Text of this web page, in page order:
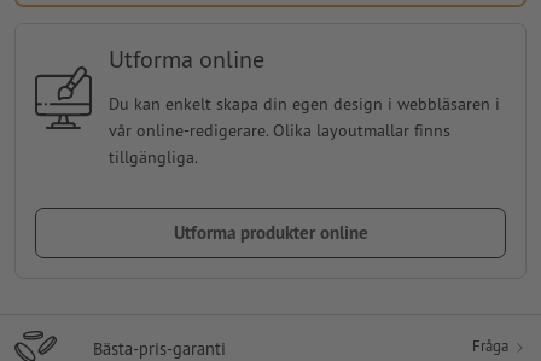
Utforma online
Du kan enkelt skapa din egen design i webbläsaren i
vår online-redigerare. Olika layoutmallar finns
tillgängliga.
Utforma produkter online
Bästa-pris-garanti Fråga